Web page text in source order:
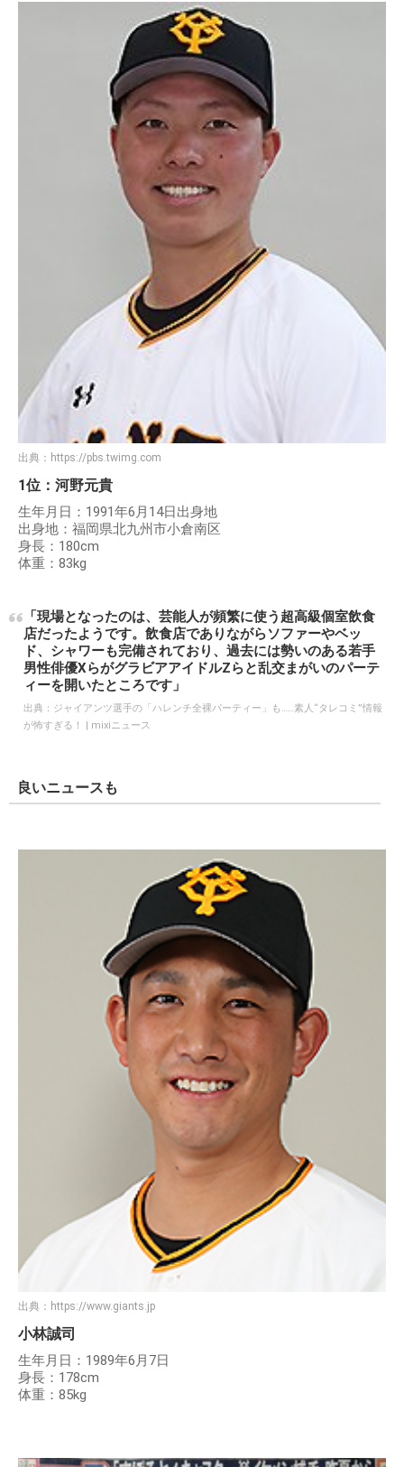
出典： https://pbs.twimg.com
1位：河野元貴
生年月日：1991年6月14日出身地
出身地：福岡県北九州市小倉南区
身長：180cm
体重：83kg
「現場となったのは、芸能人が頻繁に使う超高級個室飲食
店だったようです。飲食店でありながらソファーやベッ
ド、シャワーも完備されており、過去には勢いのある若手
男性俳優XらがグラビアアイドルZらと乱交まがいのパーテ
ィーを開いたところです」
出典： ジャイアンツ選手の「ハレンチ全裸パーティー」も……素人“タレコミ”情報
が怖すぎる！ | mixiニュース
良いニュースも
出典： https://www.giants.jp
小林誠司
生年月日：1989年6月7日
身長：178cm
体重：85kg